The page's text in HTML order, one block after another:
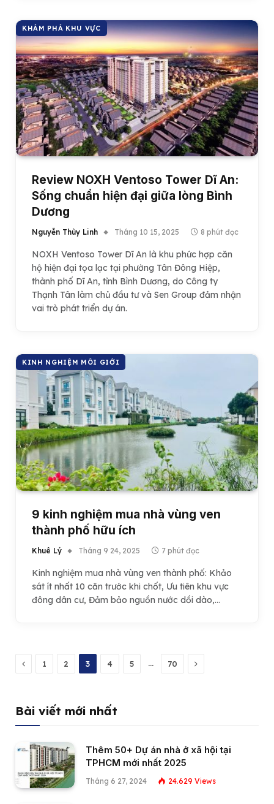
KHÁM PHÁ KHU VỰC
Review NOXH Ventoso Tower Dĩ An:
Sống chuẩn hiện đại giữa lòng Bình
Dương
Nguyễn Thùy Linh Tháng 10 15, 2025 8 phút đọc
NOXH Ventoso Tower Dĩ An là khu phức hợp căn
hộ hiện đại tọa lạc tại phường Tân Đông Hiệp,
thành phố Dĩ An, tỉnh Bình Dương, do Công ty
Thạnh Tân làm chủ đầu tư và Sen Group đảm nhận
vai trò phát triển dự án.
KINH NGHIỆM MÔI GIỚI
9 kinh nghiệm mua nhà vùng ven
thành phố hữu ích
Khuê Lý Tháng 9 24, 2025 7 phút đọc
Kinh nghiệm mua nhà vùng ven thành phố: Khảo
sát ít nhất 10 căn trước khi chốt, Ưu tiên khu vực
đông dân cư, Đảm bảo nguồn nước dồi dào,…
Previous
1 2 3 4 5 … 70 Next
Bài viết mới nhất
Thêm 50+ Dự án nhà ở xã hội tại
TPHCM mới nhất 2025
Tháng 6 27, 2024 24.629 Views